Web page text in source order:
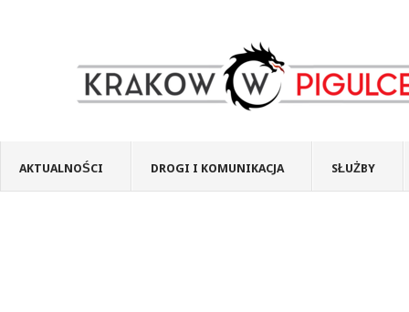
AKTUALNOŚCI DROGI I KOMUNIKACJA SŁUŻBY